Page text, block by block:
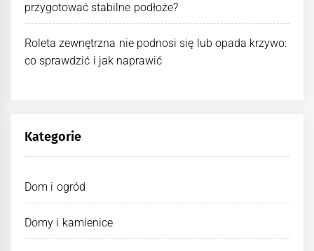
przygotować stabilne podłoże?
Roleta zewnętrzna nie podnosi się lub opada krzywo:
co sprawdzić i jak naprawić
Kategorie
Dom i ogród
Domy i kamienice